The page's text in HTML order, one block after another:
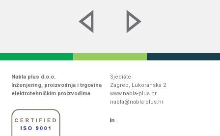
Nabla plus d.o.o.
Inženjering, proizvodnja i trgovina
elektrotehničkim proizvodima
Sjedište
Zagreb, Lukoranska 2
www.nabla-plus.hr
nabla@nabla-plus.hr